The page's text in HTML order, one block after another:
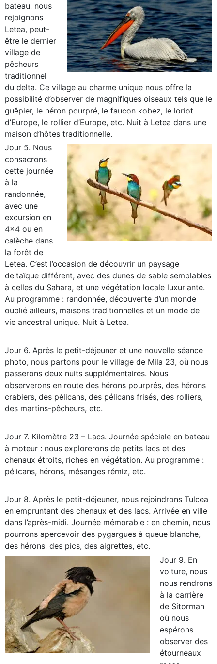
bateau, nous
rejoignons
Letea, peut-
être le dernier
village de
pêcheurs
traditionnel
du delta. Ce village au charme unique nous offre la
possibilité d’observer de magnifiques oiseaux tels que le
guêpier, le héron pourpré, le faucon kobez, le loriot
d’Europe, le rollier d’Europe, etc. Nuit à Letea dans une
maison d’hôtes traditionnelle.
Jour 5. Nous
consacrons
cette journée
à la
randonnée,
avec une
excursion en
4×4 ou en
calèche dans
la forêt de
Letea. C’est l’occasion de découvrir un paysage
deltaïque différent, avec des dunes de sable semblables
à celles du Sahara, et une végétation locale luxuriante.
Au programme : randonnée, découverte d’un monde
oublié ailleurs, maisons traditionnelles et un mode de
vie ancestral unique. Nuit à Letea.
Jour 6. Après le petit-déjeuner et une nouvelle séance
photo, nous partons pour le village de Mila 23, où nous
passerons deux nuits supplémentaires. Nous
observerons en route des hérons pourprés, des hérons
crabiers, des pélicans, des pélicans frisés, des rolliers,
des martins-pêcheurs, etc.
Jour 7. Kilomètre 23 – Lacs. Journée spéciale en bateau
à moteur : nous explorerons de petits lacs et des
chenaux étroits, riches en végétation. Au programme :
pélicans, hérons, mésanges rémiz, etc.
Jour 8. Après le petit-déjeuner, nous rejoindrons Tulcea
en empruntant des chenaux et des lacs. Arrivée en ville
dans l’après-midi. Journée mémorable : en chemin, nous
pourrons apercevoir des pygargues à queue blanche,
des hérons, des pics, des aigrettes, etc.
Jour 9. En
voiture, nous
nous rendrons
à la carrière
de Sitorman
où nous
espérons
observer des
étourneaux